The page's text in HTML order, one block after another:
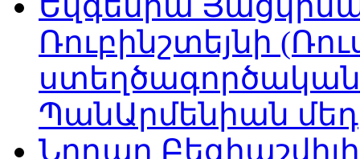
Ռուբինշտեյնի
ՊանԱրմենիան
Նոդար